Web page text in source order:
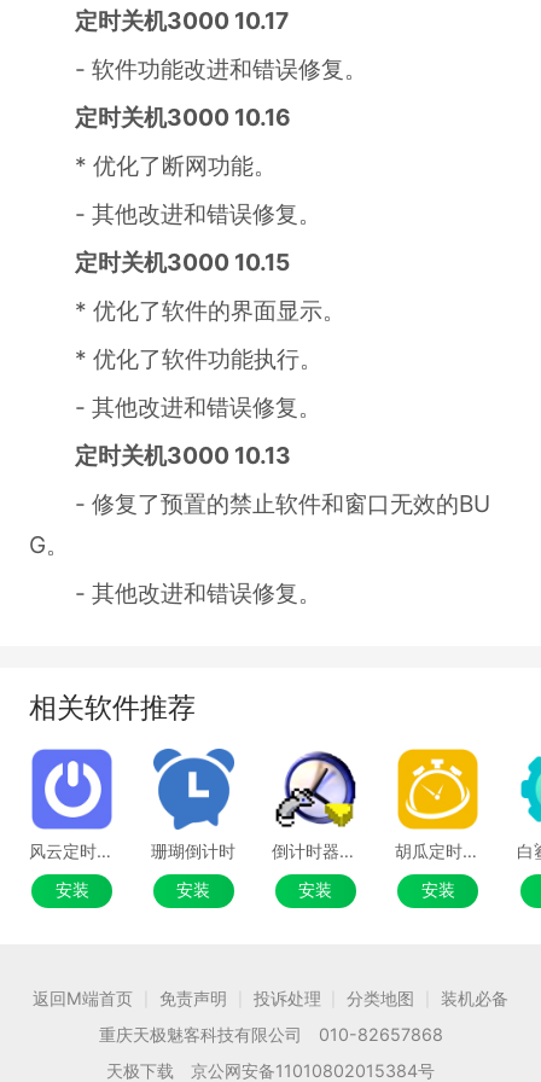
定时关机3000 10.17
- 软件功能改进和错误修复。
定时关机3000 10.16
* 优化了断网功能。
- 其他改进和错误修复。
定时关机3000 10.15
* 优化了软件的界面显示。
* 优化了软件功能执行。
- 其他改进和错误修复。
定时关机3000 10.13
- 修复了预置的禁止软件和窗口无效的BU
G。
- 其他改进和错误修复。
相关软件推荐
风云定时任务管家
安装
珊瑚倒计时
安装
倒计时器软件
安装
胡瓜定时任务助手
安装
返回M端首页 免责声明 投诉处理 分类地图
装机必备
重庆天极魅客科技有限公司 010-82657868
天极下载 京公网安备11010802015384号